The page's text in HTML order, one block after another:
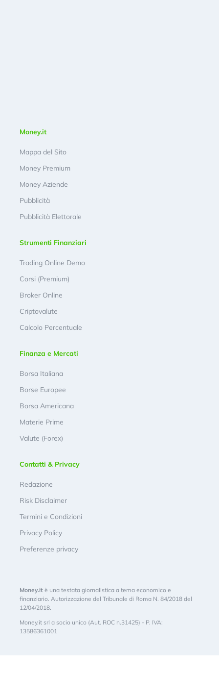
Money.it
Mappa del Sito
Money Premium
Money Aziende
Pubblicità
Pubblicità Elettorale
Strumenti Finanziari
Trading Online Demo
Corsi (Premium)
Broker Online
Criptovalute
Calcolo Percentuale
Finanza e Mercati
Borsa Italiana
Borse Europee
Borsa Americana
Materie Prime
Valute (Forex)
Contatti & Privacy
Redazione
Risk Disclaimer
Termini e Condizioni
Privacy Policy
Preferenze privacy
Money.it è una testata giornalistica a tema economico e
finanziario. Autorizzazione del Tribunale di Roma N. 84/2018 del
12/04/2018.
Money.it srl a socio unico (Aut. ROC n.31425) - P. IVA:
13586361001